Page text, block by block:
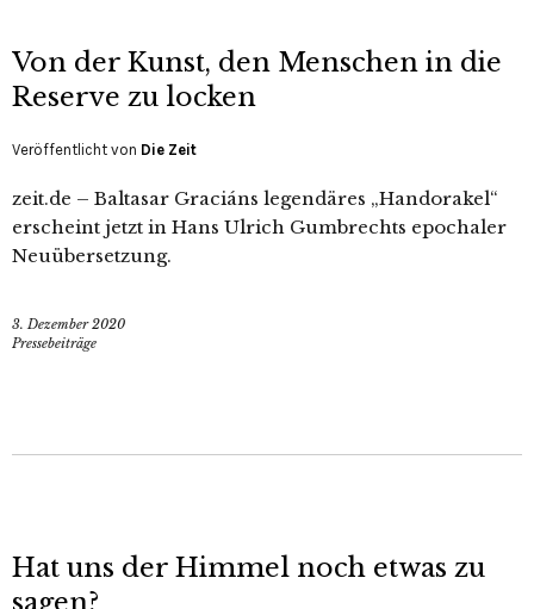
Von der Kunst, den Menschen in die
Reserve zu locken
Veröffentlicht von Die Zeit
zeit.de – Baltasar Graciáns legendäres „Handorakel“
erscheint jetzt in Hans Ulrich Gumbrechts epochaler
Neuübersetzung.
3. Dezember 2020
Pressebeiträge
Hat uns der Himmel noch etwas zu
sagen?